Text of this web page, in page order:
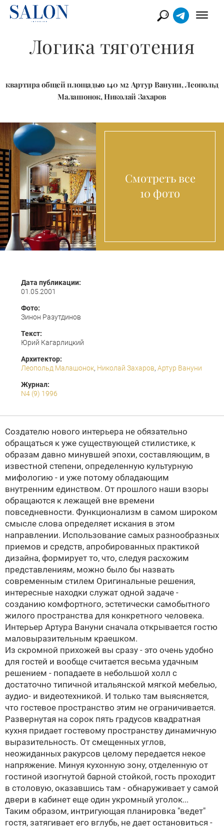
Логика тяготения
квартира общей площадью 140 м2 Артур Вануни, Леопольд
Малашонок, Николай Захаров
Смотреть все
10 фото
Дата публикации:
01.05.2001
Фото:
Зинон Разутдинов
Текст:
Юрий Кагарлицкий
Архитектор:
Леопольд Малашонок, Николай Захаров, Артур Вануни
Журнал:
N4 (9) 1996
Создателю нового интерьера не обязательно
обращаться к уже существующей стилистике, к
образам давно минувшей эпохи, составляющим, в
известной степени, определенную культурную
мифологию - и уже потому обладающим
внутренним единством. От прошлого наши взоры
обращаются к лежащей вне времени
повседневности. Функционализм в самом широком
смысле слова определяет искания в этом
направлении. Использование самых разнообразных
приемов и средств, апробированных практикой
дизайна, формирует то, что, следуя расхожим
представлениям, можно было бы назвать
современным стилем Оригинальные решения,
интересные находки служат одной задаче -
созданию комфортного, эстетически самобытного
жилого пространства для конкретного человека.
Интерьер Артура Вануни сначала открывается гостю
маловыразительным краешком.
Из скромной прихожей вы сразу - это очень удобно
для гостей и вообще считается весьма удачным
решением - попадаете в небольшой холл с
достаточно типичной итальянской мягкой мебелью,
аудио- и видеотехникой. И только там выясняется,
что гостевое пространство этим не ограничивается.
Развернутая на сорок пять градусов квадратная
кухня придает гостевому пространству динамичную
выразительность. От смещенных углов,
неожиданных ракурсов целому передается некое
напряжение. Минуя кухонную зону, отделенную от
гостиной изогнутой барной стойкой, гость проходит
в столовую, оказавшись там - обнаруживает у самой
двери в кабинет еще один укромный уголок...
Таким образом, интригующая планировка "ведет"
гостя, затягивает его вглубь, не дает остановиться -